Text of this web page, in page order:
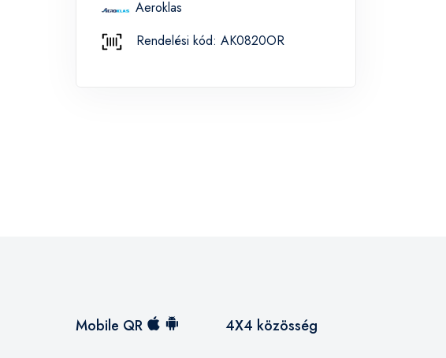
Aeroklas
Rendelési kód: AK0820OR
Mobile QR 4X4 közösség